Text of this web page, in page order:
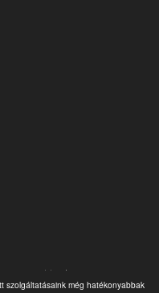
szolgáltatásaink még hatékonyabbak
tagja.